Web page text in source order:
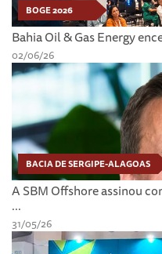
BOGE 2026
Bahia Oil & Gas Energy
02/06/26
BACIA DE SERGIPE-ALAGOAS
A SBM Offshore assinou
...
31/05/26